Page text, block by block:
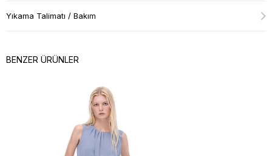
Yıkama Talimatı / Bakım
BENZER ÜRÜNLER